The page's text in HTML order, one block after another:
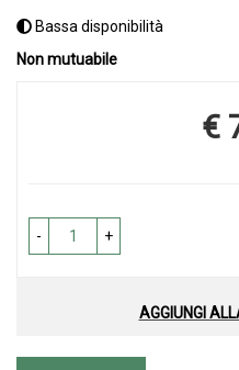
Bassa disponibilità
Non mutuabile
€
- +
AGGIUNGI